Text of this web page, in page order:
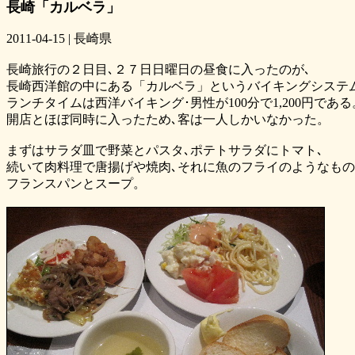
長崎「カルベラ」
2011-04-15 | 長崎県
長崎旅行の２日目､２７日日曜日の昼食に入ったのが､
長崎西洋館の中にある「カルベラ」というバイキングシステ
ランチタイムは西洋バイキング･男性が100分で1,200円である
開店とほぼ同時に入ったため､客は一人しかいなかった。
まずはサラダ皿で野菜とパスタ､ポテトサラダにトマト､
続いて肉料理で唐揚げや焼肉､それに魚のフライのようなもの
フランスパンとスープ。